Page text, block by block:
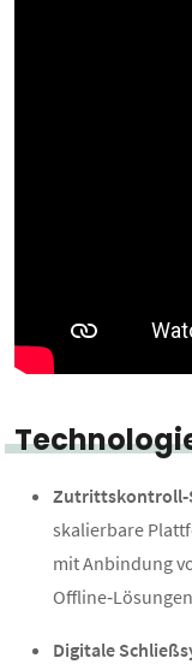
skalierbare
mit Anbindung
Digitale